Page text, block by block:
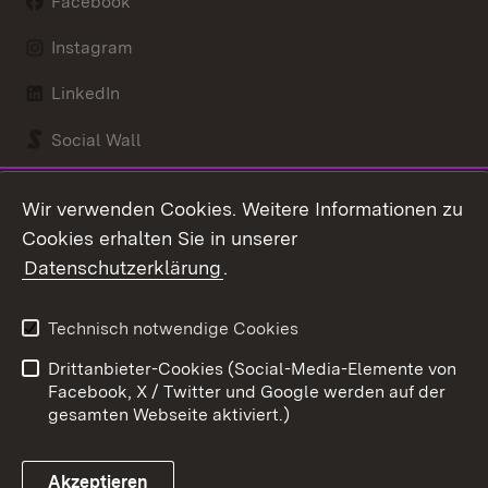
Instagram
LinkedIn
Social Wall
Kontakt
Barrierefreiheit
Impressum
Cookies
Wir verwenden Cookies. Weitere Informationen zu
Cookies erhalten Sie in unserer
Datenschutzerklärung.
Technisch notwendige Cookies
Drittanbieter-Cookies (Social-Media-Elemente von
Facebook, X / Twitter und Google werden auf der
gesamten Webseite aktiviert.)
Akzeptieren